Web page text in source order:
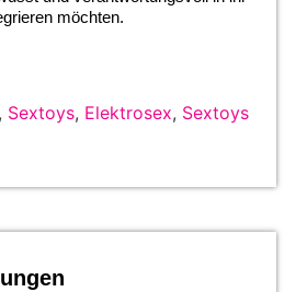
möchten.
, Sextoys, Elektrosex, Sextoys